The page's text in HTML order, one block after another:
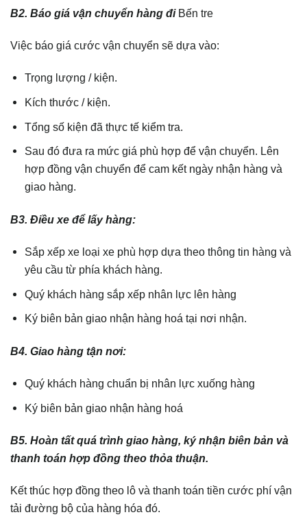
B2. Báo giá vận chuyển hàng đi Bến tre
Việc báo giá cước vận chuyển sẽ dựa vào:
Trọng lượng / kiện.
Kích thước / kiện.
Tổng số kiện đã thực tế kiểm tra.
Sau đó đưa ra mức giá phù hợp để vận chuyển. Lên
hợp đồng vận chuyển để cam kết ngày nhận hàng và
giao hàng.
B3. Điều xe để lấy hàng:
Sắp xếp xe loại xe phù hợp dựa theo thông tin hàng và
yêu cầu từ phía khách hàng.
Quý khách hàng sắp xếp nhân lực lên hàng
Ký biên bản giao nhận hàng hoá tại nơi nhận.
B4. Giao hàng tận nơi:
Quý khách hàng chuẩn bị nhân lực xuống hàng
Ký biên bản giao nhận hàng hoá
B5. Hoàn tất quá trình giao hàng, ký nhận biên bản và
thanh toán hợp đồng theo thỏa thuận.
Kết thúc hợp đồng theo lô và thanh toán tiền cước phí vận
tải đường bộ của hàng hóa đó.